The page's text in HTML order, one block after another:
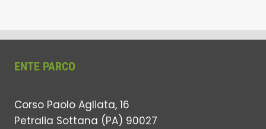
ENTE PARCO
Corso Paolo Agliata, 16
Petralia Sottana (PA) 90027